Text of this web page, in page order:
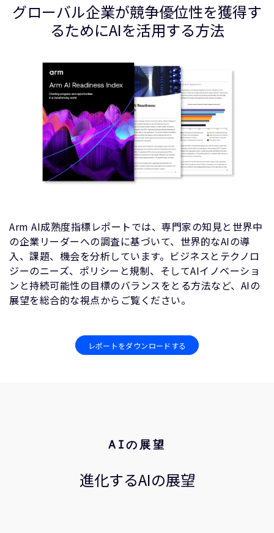
グローバル企業が競争優位性を獲得す
るためにAIを活用する方法
Arm AI成熟度指標レポートでは、専門家の知見と世界中
の企業リーダーへの調査に基づいて、世界的なAIの導
入、課題、機会を分析しています。ビジネスとテクノロ
ジーのニーズ、ポリシーと規制、そしてAIイノベーショ
ンと持続可能性の目標のバランスをとる方法など、AIの
展望を総合的な視点からご覧ください。
レポートをダウンロードする
AIの展望
進化するAIの展望